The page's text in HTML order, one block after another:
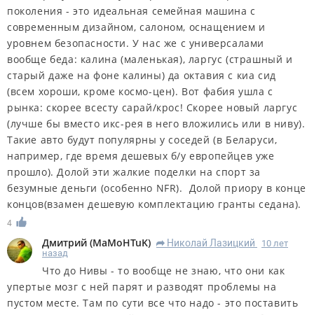
поколения - это идеальная семейная машина с
современным дизайном, салоном, оснащением и
уровнем безопасности. У нас же с универсалами
вообще беда: калина (маленькая), ларгус (страшный и
старый даже на фоне калины) да октавия с киа сид
(всем хороши, кроме космо-цен). Вот фабия ушла с
рынка: скорее всесту сарай/крос! Скорее новый ларгус
(лучше бы вместо икс-рея в него вложились или в ниву).
Такие авто будут популярны у соседей (в Беларуси,
например, где время дешевых б/у европейцев уже
прошло). Долой эти жалкие поделки на спорт за
безумные деньги (особенно NFR). Долой приору в конце
концов(взамен дешевую комплектацию гранты седана).
4
Дмитрий (MaMoHTuK) R Николай Лазицкий
10 лет
назад
Что до Нивы - то вообще не знаю, что они как
упертые мозг с ней парят и разводят проблемы на
пустом месте. Там по сути все что надо - это поставить